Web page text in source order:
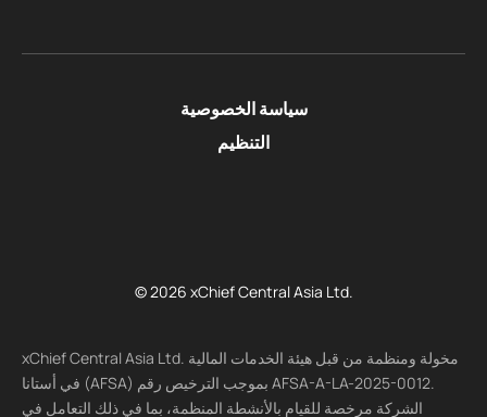
سياسة الخصوصية
التنظيم
© 2026 xChief Central Asia Ltd.
xChief Central Asia Ltd. مخولة ومنظمة من قبل هيئة الخدمات المالية
في أستانا (AFSA) بموجب الترخيص رقم AFSA-A-LA-2025-0012.
الشركة مرخصة للقيام بالأنشطة المنظمة، بما في ذلك التعامل في